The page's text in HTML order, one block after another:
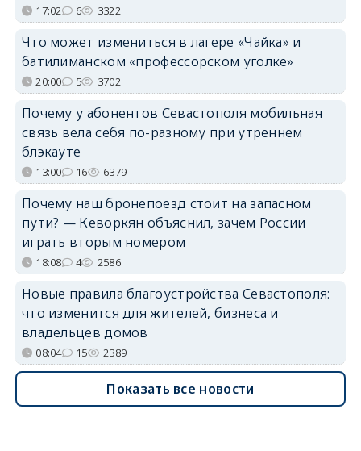
17:02 6 3322
Что может измениться в лагере «Чайка» и
батилиманском «профессорском уголке»
20:00 5 3702
Почему у абонентов Севастополя мобильная
связь вела себя по-разному при утреннем
блэкауте
13:00 16 6379
Почему наш бронепоезд стоит на запасном
пути? — Кеворкян объяснил, зачем России
играть вторым номером
18:08 4 2586
Новые правила благоустройства Севастополя:
что изменится для жителей, бизнеса и
владельцев домов
08:04 15 2389
Показать все новости